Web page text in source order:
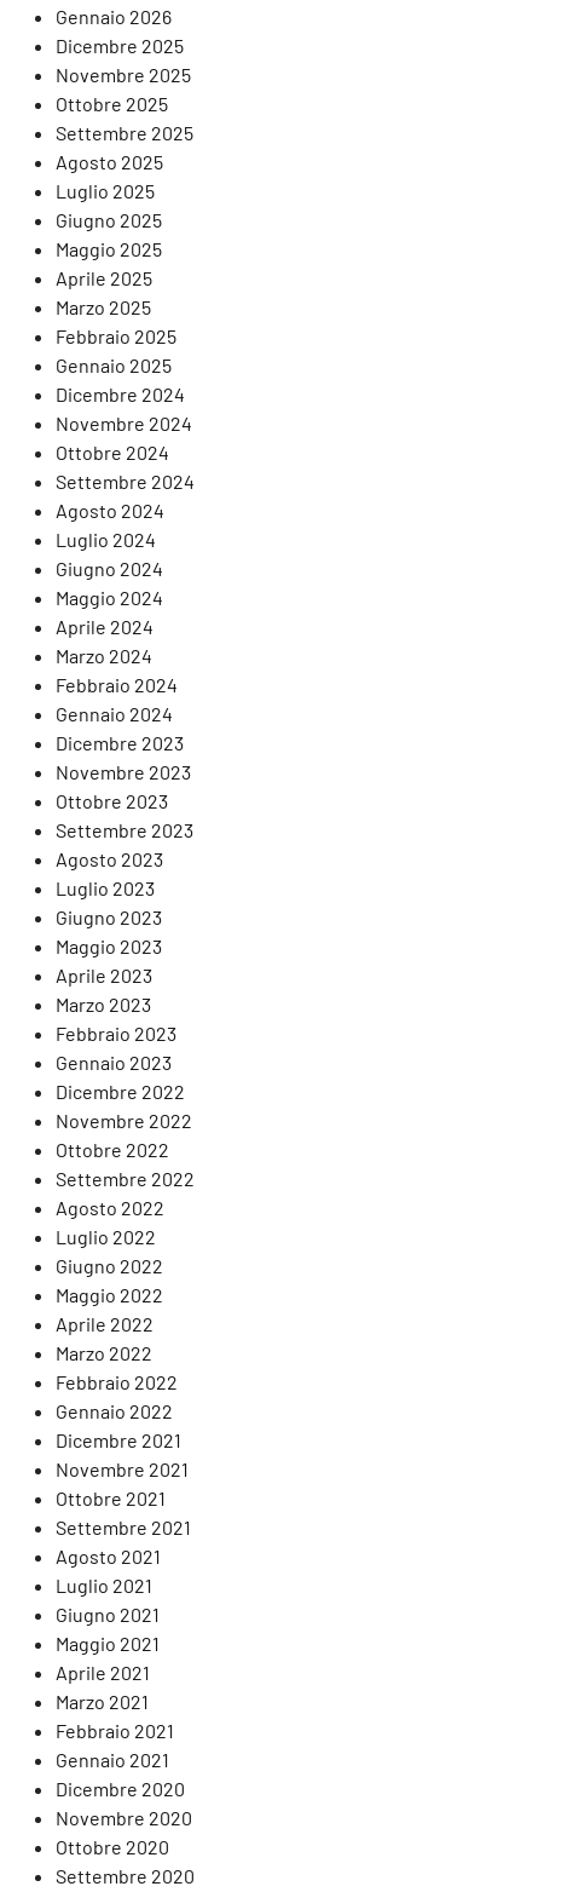
Palazzo delle Esposizioni, “Volti. Il cinema di John Cassavetes”
nato dalla collaborazione tra l’Istituto Francese e il CSC
Gennaio 2026
Dicembre 2025
Novembre 2025
Ottobre 2025
Settembre 2025
Agosto 2025
Luglio 2025
Giugno 2025
Maggio 2025
Aprile 2025
Marzo 2025
Febbraio 2025
Gennaio 2025
Dicembre 2024
Novembre 2024
Ottobre 2024
Settembre 2024
Agosto 2024
Luglio 2024
Giugno 2024
Maggio 2024
Aprile 2024
Marzo 2024
Febbraio 2024
Gennaio 2024
Dicembre 2023
Novembre 2023
Ottobre 2023
Settembre 2023
Agosto 2023
Luglio 2023
Giugno 2023
Maggio 2023
Aprile 2023
Marzo 2023
Febbraio 2023
Gennaio 2023
Dicembre 2022
Novembre 2022
Ottobre 2022
Settembre 2022
Agosto 2022
Luglio 2022
Giugno 2022
Maggio 2022
Aprile 2022
Marzo 2022
Febbraio 2022
Gennaio 2022
Dicembre 2021
Novembre 2021
Ottobre 2021
Settembre 2021
Agosto 2021
Luglio 2021
Giugno 2021
Maggio 2021
Aprile 2021
Marzo 2021
Febbraio 2021
Gennaio 2021
Dicembre 2020
Novembre 2020
Ottobre 2020
Settembre 2020